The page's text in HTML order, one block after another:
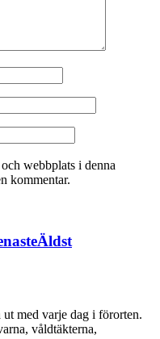
webbplats i denna
kommentar.
Äldst
med varje dag i förorten.
våldtäkterna,